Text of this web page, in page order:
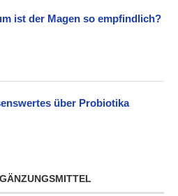
ist der Magen so empfindlich?
über Probiotika